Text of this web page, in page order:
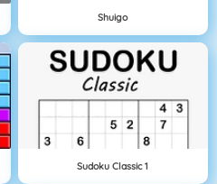
Shuigo
Sudoku Classic 1